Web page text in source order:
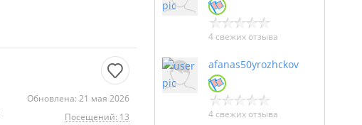
Обновлена: 21 мая 2026
Посещений: 13
4 свежих отзыва
afanas50yrozhckov
4 свежих отзыва